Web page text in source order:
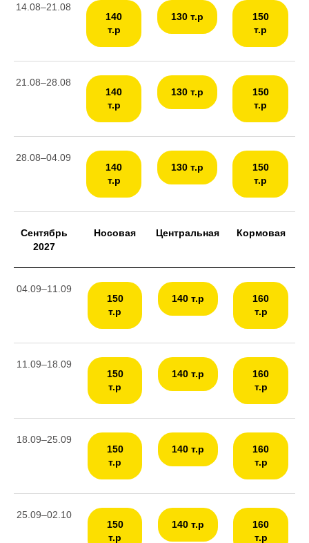
14.08–21.08
140
т.р
130 т.р
150
т.р
21.08–28.08
140
т.р
130 т.р
150
т.р
28.08–04.09
140
т.р
130 т.р
150
т.р
Сентябрь
2027
Носовая Центральная Кормовая
04.09–11.09
150
т.р
140 т.р
160
т.р
11.09–18.09
150
т.р
140 т.р
160
т.р
18.09–25.09
150
т.р
140 т.р
160
т.р
25.09–02.10
150
т.р
140 т.р
160
т.р
НАШИ ЯХТЫ